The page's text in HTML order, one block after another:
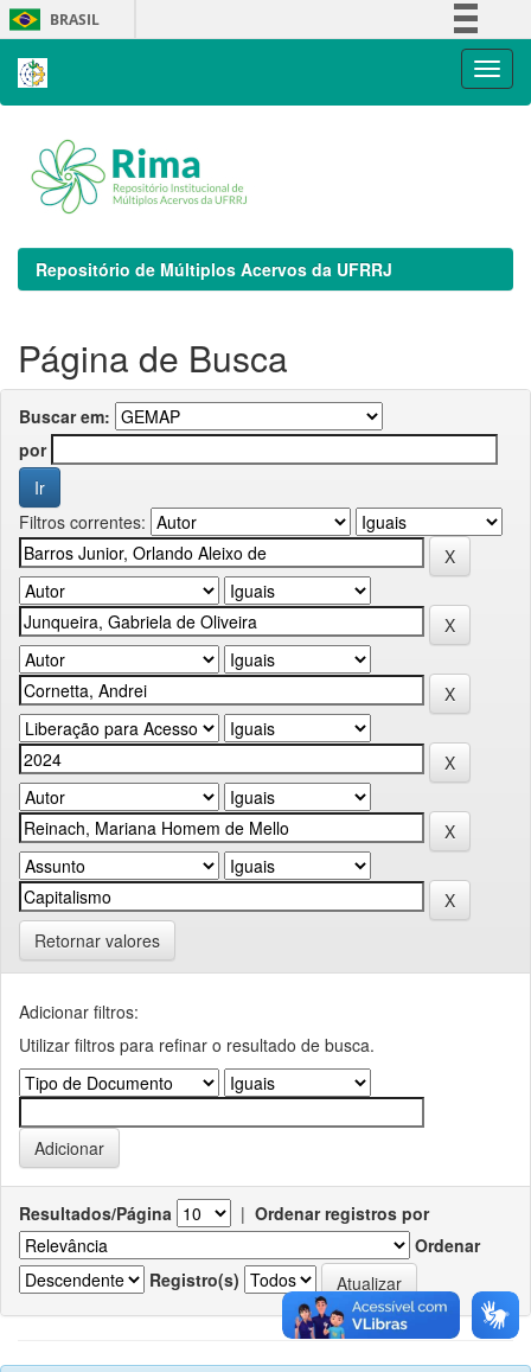
Skip
navigation
BRASIL
Repositório de Múltiplos Acervos da UFRRJ
Página de Busca
Buscar em:
por
Filtros correntes:
Retornar valores
Adicionar filtros:
Utilizar filtros para refinar o resultado de busca.
Resultados/Página | Ordenar registros por
Ordenar
Registro(s)